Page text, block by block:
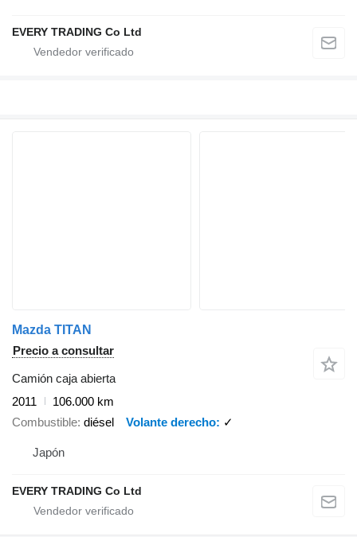
EVERY TRADING Co Ltd
Mazda TITAN
Precio a consultar
Camión caja abierta
2011
106.000 km
Combustible diésel Volante derecho ✓
Japón
EVERY TRADING Co Ltd